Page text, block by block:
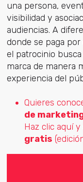
una persona,
visibilidad y
audiencias. A
donde se paga
el patrocinio
marca de manera
experiencia del
Quieres
de
Haz clic aquí
gratis